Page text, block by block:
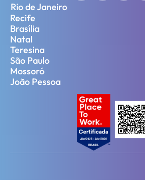
Rio de Janeiro
Recife
Brasília
Natal
Teresina
São Paulo
Mossoró
João Pessoa